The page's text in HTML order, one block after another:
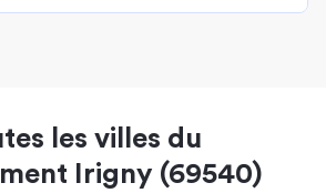
les villes du
Irigny (69540)